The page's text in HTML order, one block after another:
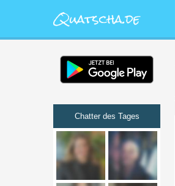
Chatter des Tages